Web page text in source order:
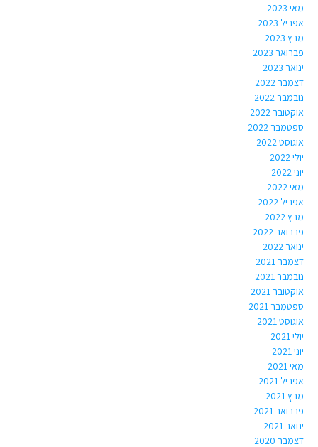
מאי 2023
אפריל 2023
מרץ 2023
פברואר 2023
ינואר 2023
דצמבר 2022
נובמבר 2022
אוקטובר 2022
ספטמבר 2022
אוגוסט 2022
יולי 2022
יוני 2022
מאי 2022
אפריל 2022
מרץ 2022
פברואר 2022
ינואר 2022
דצמבר 2021
נובמבר 2021
אוקטובר 2021
ספטמבר 2021
אוגוסט 2021
יולי 2021
יוני 2021
מאי 2021
אפריל 2021
מרץ 2021
פברואר 2021
ינואר 2021
דצמבר 2020